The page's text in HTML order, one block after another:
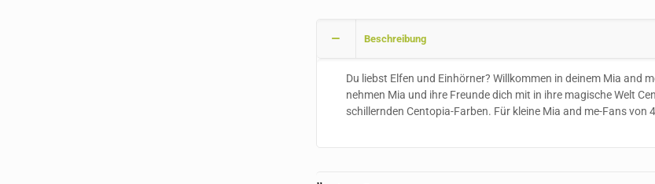
Beschreibung
Du liebst Elfen und Einhörner? Willkommen in deinem Mia and
nehmen Mia und ihre Freunde dich mit in ihre magische Welt
schillernden Centopia-Farben. Für kleine Mia and me-Fans von